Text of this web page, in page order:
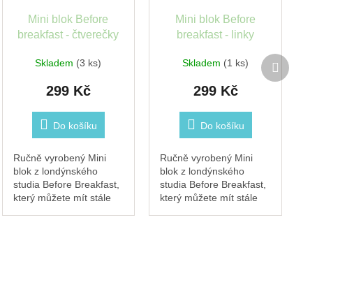
Mini blok Before
breakfast - čtverečky
Skladem (3 ks)
299 Kč
Do košíku
Ručně vyrobený Mini
blok z londýnského
studia Before Breakfast,
který můžete mít stále
Mini blok Before
breakfast - linky
Skladem (1 ks)
299 Kč
Do košíku
Ručně vyrobený Mini
blok z londýnského
studia Before Breakfast,
který můžete mít stále
Další
produkt